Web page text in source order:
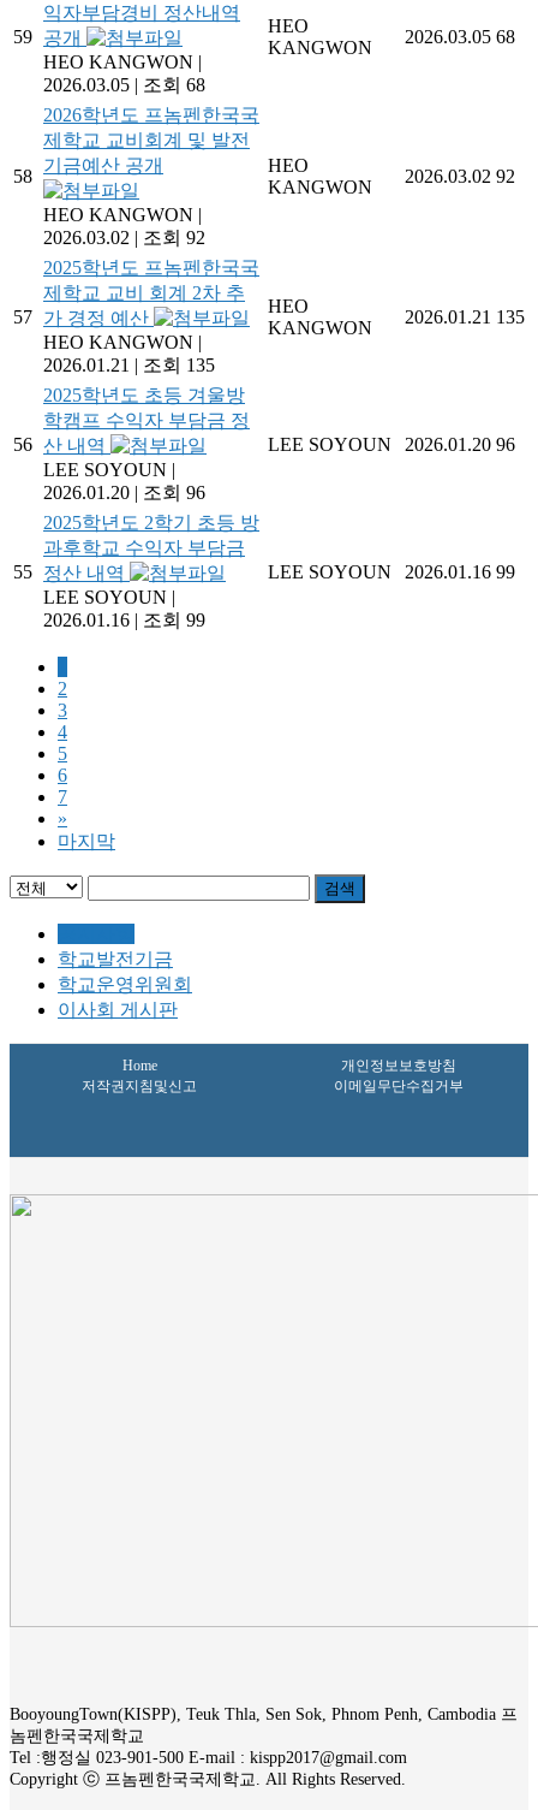
59
익자부담경비 정산내역
공개
HEO KANGWON |
2026.03.05 | 조회 68
HEO
KANGWON
2026.03.05 68
58
2026학년도 프놈펜한국국
제학교 교비회계 및 발전
기금예산 공개
HEO KANGWON |
2026.03.02 | 조회 92
HEO
KANGWON
2026.03.02 92
57
2025학년도 프놈펜한국국
제학교 교비 회계 2차 추
가 경정 예산
HEO KANGWON |
2026.01.21 | 조회 135
HEO
KANGWON
2026.01.21 135
56
2025학년도 초등 겨울방
학캠프 수익자 부담금 정
산 내역
LEE SOYOUN |
2026.01.20 | 조회 96
LEE SOYOUN 2026.01.20 96
55
2025학년도 2학기 초등 방
과후학교 수익자 부담금
정산 내역
LEE SOYOUN |
2026.01.16 | 조회 99
LEE SOYOUN 2026.01.16 99
2
3
4
5
6
7
»
마지막
검색
학교발전기금
학교운영위원회
이사회 게시판
Home
개인정보보호방침
저작권지침및신고
이메일무단수집거부
BooyoungTown(KISPP), Teuk Thla, Sen Sok, Phnom Penh, Cambodia 프
놈펜한국국제학교
Tel :행정실 023-901-500 E-mail : kispp2017@gmail.com
Copyright ⓒ 프놈펜한국국제학교. All Rights Reserved.